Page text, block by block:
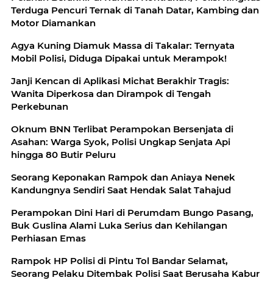
Terduga Pencuri Ternak di Tanah Datar, Kambing dan
Motor Diamankan
Agya Kuning Diamuk Massa di Takalar: Ternyata
Mobil Polisi, Diduga Dipakai untuk Merampok!
Janji Kencan di Aplikasi Michat Berakhir Tragis:
Wanita Diperkosa dan Dirampok di Tengah
Perkebunan
Oknum BNN Terlibat Perampokan Bersenjata di
Asahan: Warga Syok, Polisi Ungkap Senjata Api
hingga 80 Butir Peluru
Seorang Keponakan Rampok dan Aniaya Nenek
Kandungnya Sendiri Saat Hendak Salat Tahajud
Perampokan Dini Hari di Perumdam Bungo Pasang,
Buk Guslina Alami Luka Serius dan Kehilangan
Perhiasan Emas
Rampok HP Polisi di Pintu Tol Bandar Selamat,
Seorang Pelaku Ditembak Polisi Saat Berusaha Kabur